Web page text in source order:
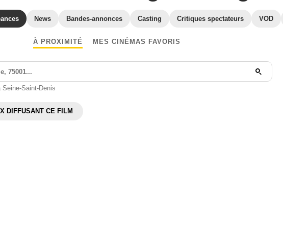
News Bandes-annonces Casting Critiques spectateurs VOD
À PROXIMITÉ MES CINÉMAS FAVORIS
Saint-Denis
DIFFUSANT CE FILM